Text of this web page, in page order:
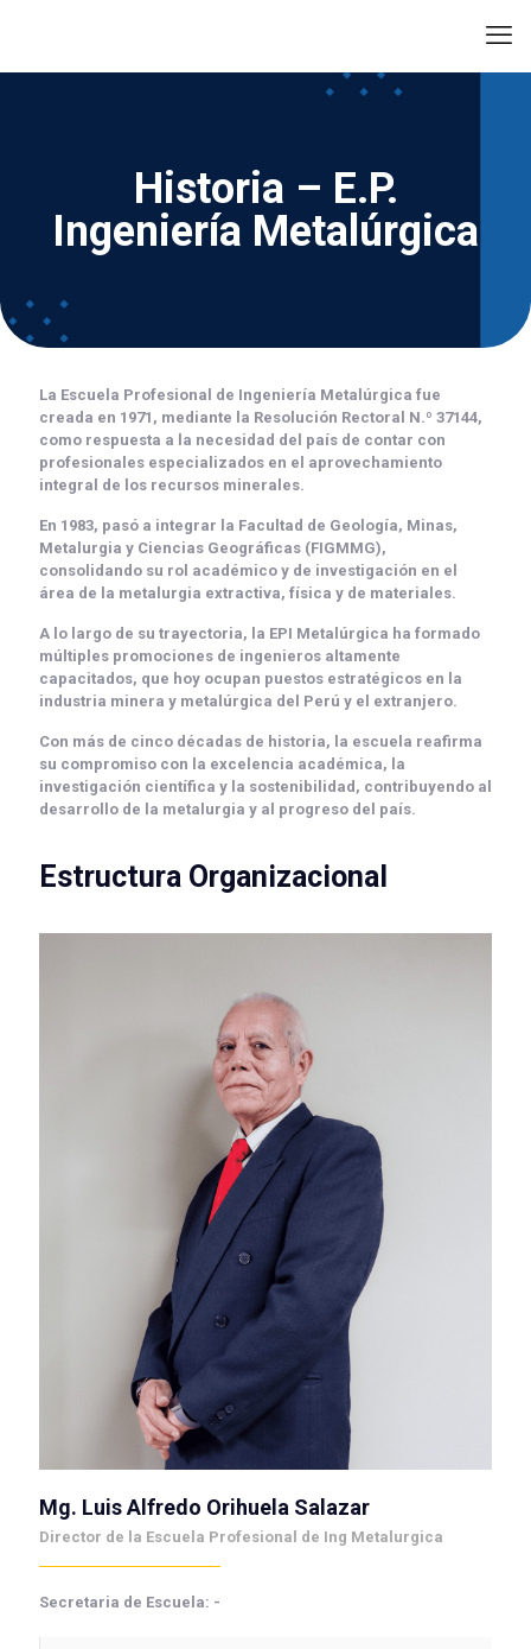
Historia – E.P.
Ingeniería Metalúrgica
La Escuela Profesional de Ingeniería Metalúrgica fue
creada en 1971 , mediante la Resolución Rectoral N.º 37144,
como respuesta a la necesidad del país de contar con
profesionales especializados en el aprovechamiento
integral de los recursos minerales.
En 1983, pasó a integrar la Facultad de Geología, Minas,
Metalurgia y Ciencias Geográficas (FIGMMG),
consolidando su rol académico y de investigación en el
área de la metalurgia extractiva, física y de materiales.
A lo largo de su trayectoria, la EPI Metalúrgica ha formado
múltiples promociones de ingenieros altamente
capacitados, que hoy ocupan puestos estratégicos en la
industria minera y metalúrgica del Perú y el extranjero.
Con más de cinco décadas de historia, la escuela reafirma
su compromiso con la excelencia académica, la
investigación científica y la sostenibilidad , contribuyendo al
desarrollo de la metalurgia y al progreso del país.
Estructura Organizacional
Mg. Luis Alfredo Orihuela Salazar
Director de la Escuela Profesional de Ing Metalurgica
Secretaria de Escuela: -